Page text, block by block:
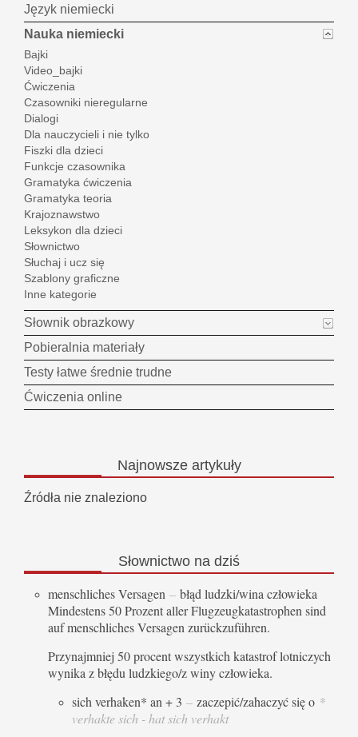
Język niemiecki
Nauka niemiecki
Bajki
Video_bajki
Ćwiczenia
Czasowniki nieregularne
Dialogi
Dla nauczycieli i nie tylko
Fiszki dla dzieci
Funkcje czasownika
Gramatyka ćwiczenia
Gramatyka teoria
Krajoznawstwo
Leksykon dla dzieci
Słownictwo
Słuchaj i ucz się
Szablony graficzne
Inne kategorie
Słownik obrazkowy
Pobieralnia materiały
Testy łatwe średnie trudne
Ćwiczenia online
Najnowszeartykuły
Źródła nie znaleziono
Słownictwo na dziś
menschliches Versagen – błąd ludzki/wina człowieka
Mindestens 50 Prozent aller Flugzeugkatastrophen sind
auf menschliches Versagen zurückzuführen.
Przynajmniej 50 procent wszystkich katastrof lotniczych
wynika z błędu ludzkiego/z winy człowieka.
sich verhaken* an + 3 – zaczepić/zahaczyć się o *
verhakte sich - hat sich verhakt